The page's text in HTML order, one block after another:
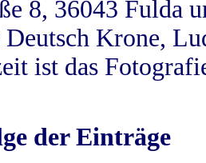
8, 36043 Fulda
Krone,
ist das
der Einträge